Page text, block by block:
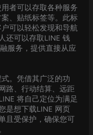
者可以存取各种服务
、贴纸标签等。此标
可以轻松发现和导航
还可以存取LINE 钱
服务，提供直接从应
。凭借其广泛的功
路、行动结算、远距
将自己定位为满足
是想下载LINE 网页
且受保护，确保您可